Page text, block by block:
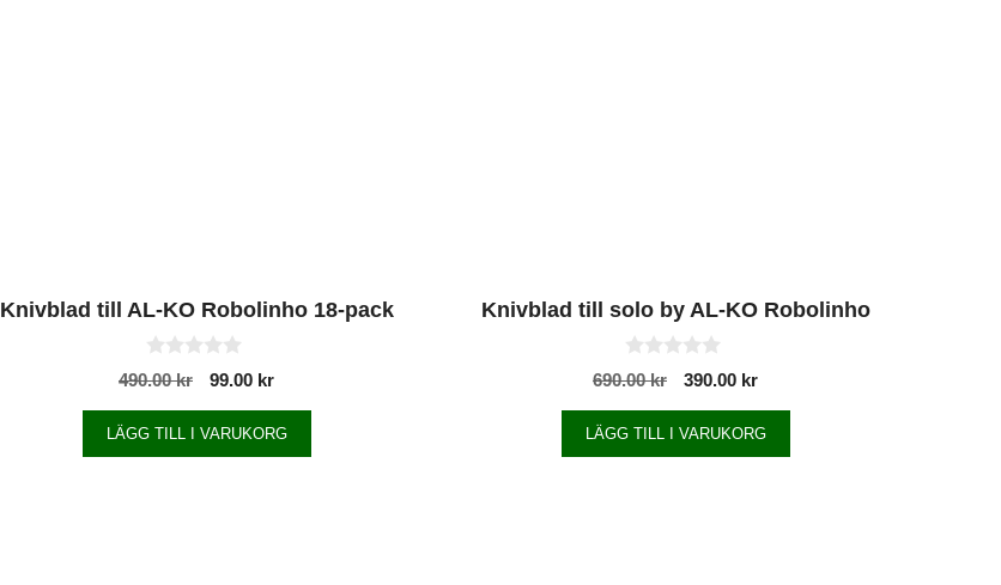
Knivblad till AL-KO Robolinho 18-pack
0
a
v
5
490.00kr 99.00 kr
LÄGG TILL I VARUKORG
Knivblad till solo by AL-KO Robolinho
0
a
v
5
690.00kr 390.00 kr
LÄGG TILL I VARUKORG